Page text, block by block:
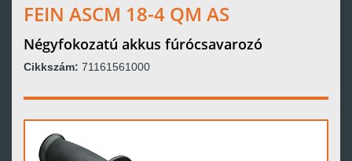
FEIN ASCM 18-4 QM AS
Négyfokozatú akkus fúrócsavarozó
Cikkszám: 71161561000